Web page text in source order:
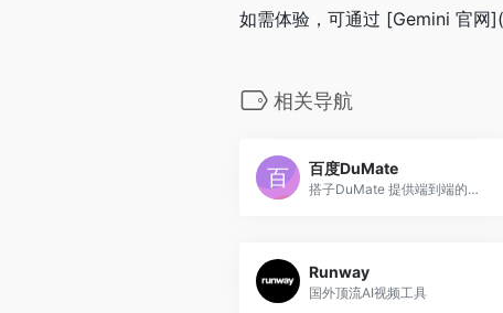
如需体验，可通过 [Gemini 官
相关导航
百度DuMate
搭子DuMate 提供端到端的智能数字化解决方案，助力企业实现数字化转型
Runway
国外顶流AI视频工具